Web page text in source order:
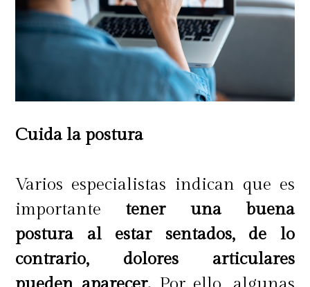
Cuida la postura
Varios especialistas indican que es
importante tener una buena
postura al estar sentados, de lo
contrario, dolores articulares